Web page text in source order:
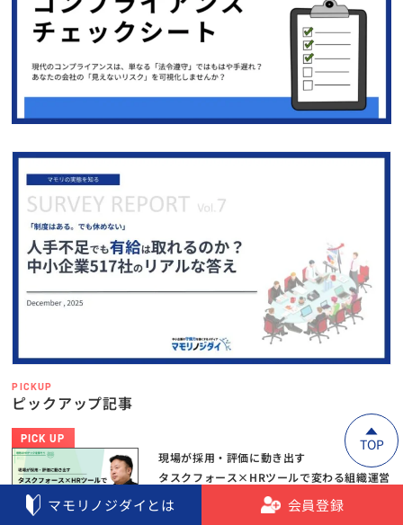
マモリノジダイとは 会員登録
PICKUP
ピックアップ記事
PICK UP
現場が採用・評価に動き出す
タスクフォース×HRツールで変わる組織運営
TOP